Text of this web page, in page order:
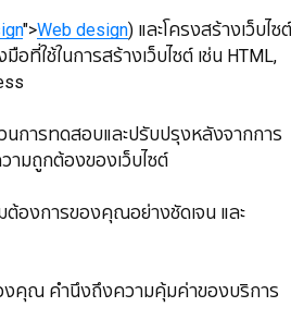
">Web design) และโครงสร้างเว็บไซต์
ที่ใช้ในการสร้างเว็บไซต์ เช่น HTML,
นการทดสอบและปรับปรุงหลังจากการ
ามถูกต้องของเว็บไซต์
ต้องการของคุณอย่างชัดเจน และ
องคุณ คำนึงถึงความคุ้มค่าของบริการ